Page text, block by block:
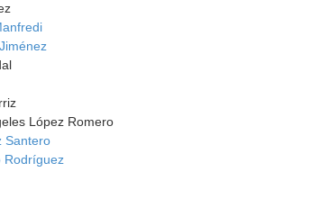
López Romero
Santero
Rodríguez